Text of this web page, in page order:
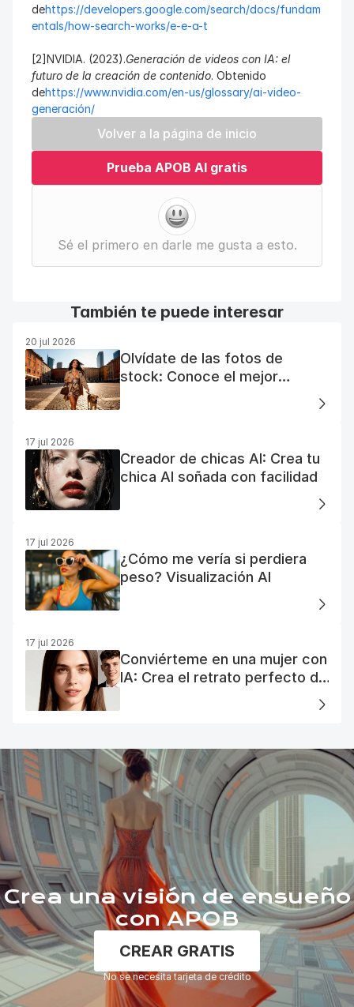
dehttps://developers.google.com/search/docs/fundam
entals/how-search-works/e-e-a-t
[2]NVIDIA. (2023).Generación de videos con IA: el
futuro de la creación de contenido. Obtenido
dehttps://www.nvidia.com/en-us/glossary/ai-video-
generación/
Volver a la página de inicio
Prueba APOB AI gratis
Sé el primero en darle me gusta a esto.
También te puede interesar
20 jul 2026
Olvídate de las fotos de
stock: Conoce el mejor
generador de fotos AI gratuito
17 jul 2026
Creador de chicas AI: Crea tu
chica AI soñada con facilidad
17 jul 2026
¿Cómo me vería si perdiera
peso? Visualización AI
17 jul 2026
Conviérteme en una mujer con
IA: Crea el retrato perfecto de
Crea una visión de ensueño
con APOB
CREAR GRATIS
No se necesita tarjeta de crédito